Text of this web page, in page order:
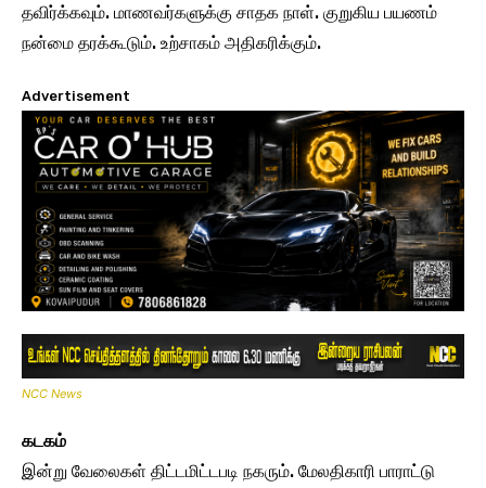
தவிர்க்கவும். மாணவர்களுக்கு சாதக நாள். குறுகிய பயணம்
நன்மை தரக்கூடும். உற்சாகம் அதிகரிக்கும்.
Advertisement
NCC News
கடகம்
இன்று வேலைகள் திட்டமிட்டபடி நகரும். மேலதிகாரி பாராட்டு